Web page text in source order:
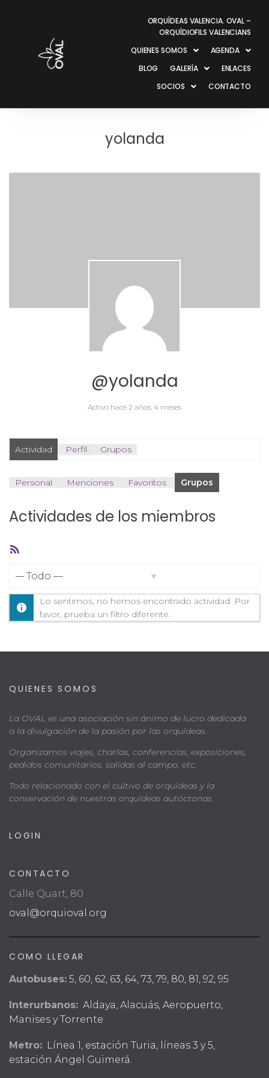
ORQUÍDEAS VALENCIA. OVAL –
ORQUÍDIOFILS VALENCIANS
QUIENES SOMOS
AGENDA
BLOG
GALERÍA
ENLACES
SOCIOS
CONTACTO
yolanda
@yolanda
Activo hace 2 años, 4 meses
Actividad Perfil Grupos
Personal Menciones Favoritos Grupos
Actividades de los miembros
Lo sentimos, no hemos encontrado actividad. Por
favor, prueba un filtro diferente.
QUIENES SOMOS
La OVAL es una asociación sin ánimo de lucro dedicada
a la divulgación de la pasión por las orquídeas.
Organizamos viajes, charlas, conferencias, exposiciones,
pedidos comunitarios, salidas al campo, etc.
Todo relacionado con el cultivo de orquídeas y la
conservación de nuestras orquídeas autóctonas.
LOGIN
CONTACTO
Calle Quart, 80
oval@orquioval.org
COMO LLEGAR
Autobuses: 5, 60, 62, 63, 64, 73, 79, 80, 81, 92, 95
Interurbanos: Aldaya, Alacuás, Aeropuerto,
Manises y Torrente.
Metro: Línea 1, estación Turia, líneas 3 y 5,
estación Ángel Guimerá.